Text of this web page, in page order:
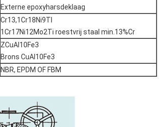
Externe epoxyharsdeklaag
Cr13,1Cr18Ni9TI
1Cr17Ni12Mo2Ti roestvrij staal min.13%Cr
ZCuAl10Fe3
Brons CuAl10Fe3
NBR, EPDM OF FBM